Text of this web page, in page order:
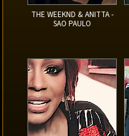
THE WEEKND & ANITTA -
SAO PAULO